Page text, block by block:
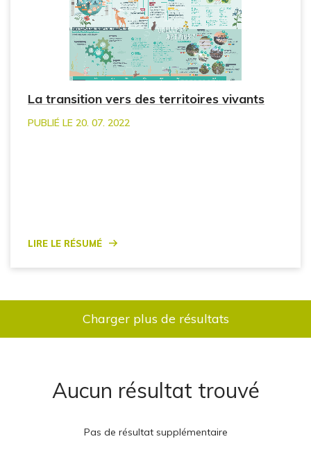
La transition vers des territoires vivants
PUBLIÉ LE 20. 07. 2022
Lire le résumé
Charger plus de résultats
Aucun résultat trouvé
Pas de résultat supplémentaire